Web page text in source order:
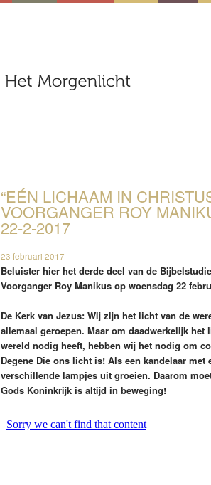
“EÉN LICHAAM IN
VOORGANGER ROY
22-2-2017
23 februari 2017
Beluister hier het derde deel van de
Voorganger Roy Manikus op woensdag 22
De Kerk van Jezus: Wij zijn het licht van de
allemaal geroepen. Maar om daadwerkelijk
wereld nodig heeft, hebben wij het nodig om
Degene Die ons licht is! Als een kandelaar met
verschillende lampjes uit groeien. Daarom
Gods Koninkrijk is altijd in beweging!